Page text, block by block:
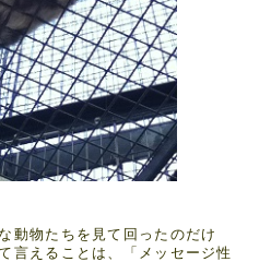
動物たちを見て回ったのだけ
言えることは、「メッセージ性